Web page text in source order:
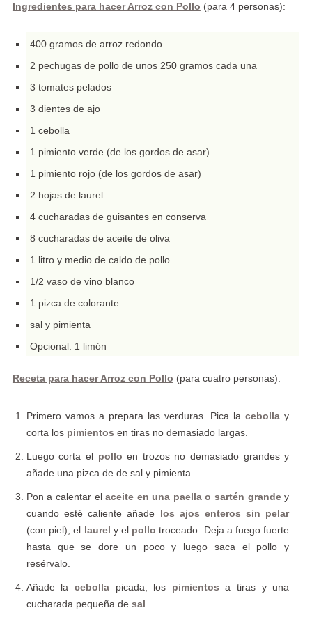
Ingredientes para hacer Arroz con Pollo (para 4 personas):
400 gramos de arroz redondo
2 pechugas de pollo de unos 250 gramos cada una
3 tomates pelados
3 dientes de ajo
1 cebolla
1 pimiento verde (de los gordos de asar)
1 pimiento rojo (de los gordos de asar)
2 hojas de laurel
4 cucharadas de guisantes en conserva
8 cucharadas de aceite de oliva
1 litro y medio de caldo de pollo
1/2 vaso de vino blanco
1 pizca de colorante
sal y pimienta
Opcional: 1 limón
Receta para hacer Arroz con Pollo (para cuatro personas):
Primero vamos a prepara las verduras. Pica lacebolla y
corta los pimientos en tiras no demasiado largas.
Luego corta el pollo en trozos no demasiado grandes y
añade una pizca de de sal y pimienta.
Pon a calentar elaceite en una paella o sartén grandey
cuando esté caliente añade los ajos enteros sin pelar
(con piel), el laurel y el pollo troceado. Deja a fuego fuerte
hasta que se dore un poco y luego saca el pollo y
resérvalo.
Añade lacebolla picada, los pimientos a tiras y una
cucharada pequeña de sal